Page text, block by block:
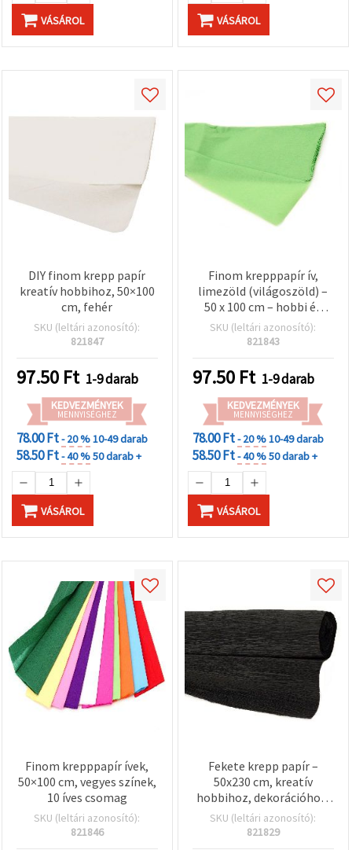
VÁSÁROL VÁSÁROL
DIY finom krepp papír
kreatív hobbihoz, 50×100
cm, fehér
SKU (leltári azonosító):
821847
97.50 Ft 1-9 darab
KEDVEZMÉNYEK
MENNYISÉGHEZ
78.00 Ft- 20 %10-49 darab
58.50 Ft- 40 %50 darab +
VÁSÁROL
Finom krepppapír ív,
limezöld (világoszöld) –
50 x 100 cm – hobbi és
kézműves papír DIY
virágokhoz,
kreatív és parti
dekorációkhoz
SKU (leltári azonosító):
821843
97.50 Ft 1-9 darab
KEDVEZMÉNYEK
MENNYISÉGHEZ
78.00 Ft- 20 %10-49 darab
58.50 Ft- 40 %50 darab +
VÁSÁROL
Finom krepppapír ívek,
50×100 cm, vegyes színek,
10 íves csomag
SKU (leltári azonosító):
821846
Fekete krepp papír –
50x230 cm, kreatív
hobbihoz, dekorációhoz,
ajándékcsomagoláshoz
és DIY kézműves
SKU (leltári azonosító):
821829